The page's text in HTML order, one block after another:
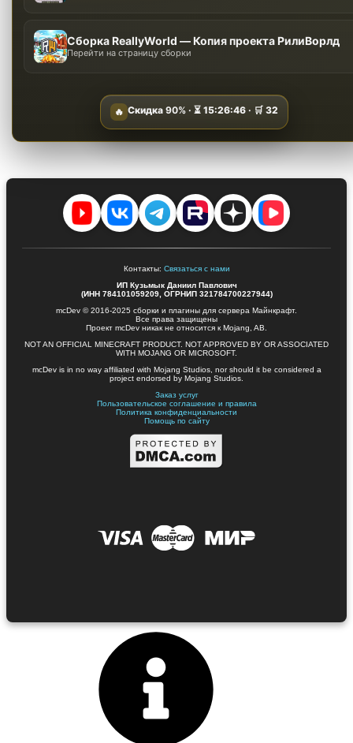
Сборка ReallyWorld — Копия проекта РилиВорлд
Перейти на страницу сборки
🔥 Скидка 90%· ⏳ 15:26:45· 🛒 32
Контакты: Связаться с нами
ИП Кузьмык Даниил Павлович
(ИНН 784101059209, ОГРНИП 321784700227944)
mcDev © 2016-2025 сборки и плагины для сервера Майнкрафт.
Все права защищены
Проект mcDev никак не относится к Mojang, AB.
NOT AN OFFICIAL MINECRAFT PRODUCT. NOT APPROVED BY OR ASSOCIATED
WITH MOJANG OR MICROSOFT.
mcDev is in no way affiliated with Mojang Studios, nor should it be considered a
project endorsed by Mojang Studios.
Заказ услуг
Пользовательское соглашение и правила
Политика конфиденциальности
Помощь по сайту